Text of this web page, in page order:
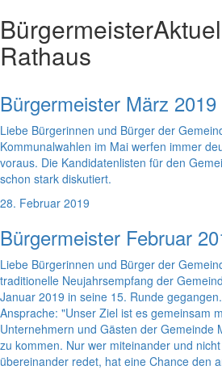
Bürgermeister
Rathaus
Bürgermeister März 2019
Liebe Bürgerinnen und Bürger der
Kommunalwahlen im Mai werfen immer
voraus. Die Kandidatenlisten für den
schon stark diskutiert.
28. Februar 2019
Bürgermeister Februar
Liebe Bürgerinnen und Bürger der
traditionelle Neujahrsempfang der
Januar 2019 in seine 15. Runde
Ansprache: "Unser Ziel ist es gemeinsam
Unternehmern und Gästen der Gemeinde
zu kommen. Nur wer miteinander und
übereinander redet, hat eine Chance den